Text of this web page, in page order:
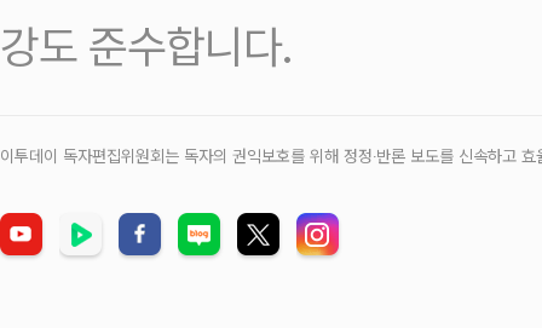
강도 준수합니다.
이투데이 독자편집위원회는 독자의 권익보호를 위해 정정‧반론 보도를 신속하고